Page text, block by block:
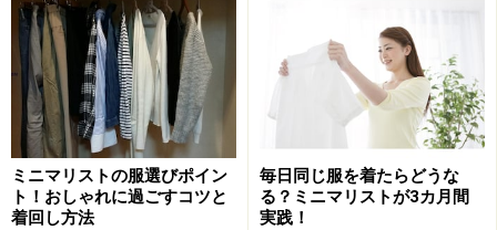
我が家は「10回分のメニュー×家族人数分」の量を常時スト
ック
常温食材の量については、そのご家族の人数・食事のス
タイルなどによって大きく変わるため「適量」というの
が難しいですよね。そこで、災害が発生したときに！と
いう観点で、一般的に目安となる量をお伝えします。
ミニマリストの服選びポイン
ト！おしゃれに過ごすコツと
着回し方法
毎日同じ服を着たらどうな
る？ミニマリストが3カ月間
実践！